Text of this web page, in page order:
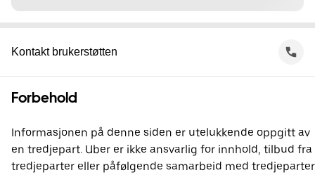
Kontakt brukerstøtten
Forbehold
Informasjonen på denne siden er utelukkende oppgitt av
en tredjepart. Uber er ikke ansvarlig for innhold, tilbud fra
tredjeparter eller påfølgende samarbeid med tredjeparter